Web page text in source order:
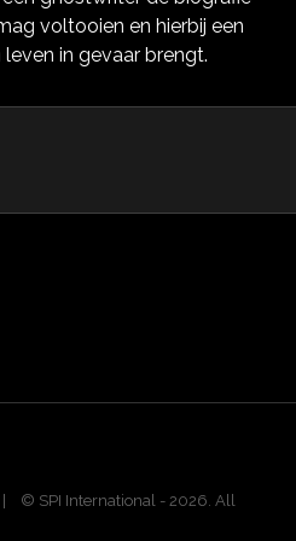
voltooien en hierbij een
in gevaar brengt.
©️ SPI International - 2026. All